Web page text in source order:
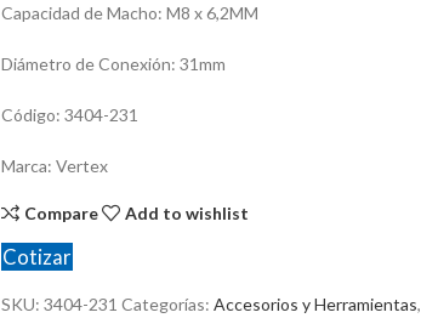
Capacidad de Macho: M8 x 6,2MM
Diámetro de Conexión: 31mm
Código: 3404-231
Marca: Vertex
Compare Add to wishlist
Cotizar
SKU: 3404-231 Categorías: Accesorios y Herramientas,